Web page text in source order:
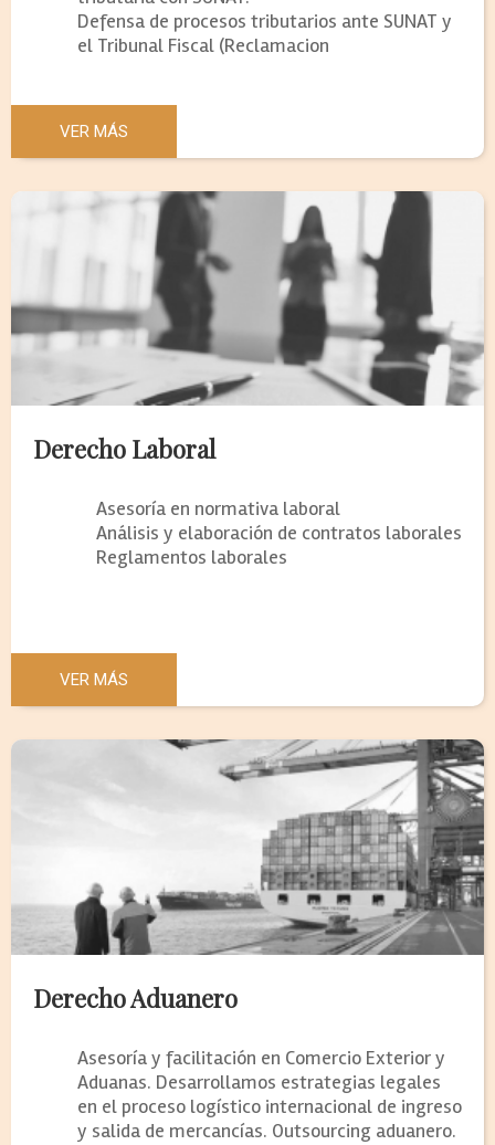
Defensa de procesos tributarios ante SUNAT y
el Tribunal Fiscal (Reclamacion
VER MÁS
Derecho Laboral
Asesoría en normativa laboral
Análisis y elaboración de contratos laborales
Reglamentos laborales
VER MÁS
Derecho Aduanero
Asesoría y facilitación en Comercio Exterior y
Aduanas. Desarrollamos estrategias legales
en el proceso logístico internacional de ingreso
y salida de mercancías. Outsourcing aduanero.